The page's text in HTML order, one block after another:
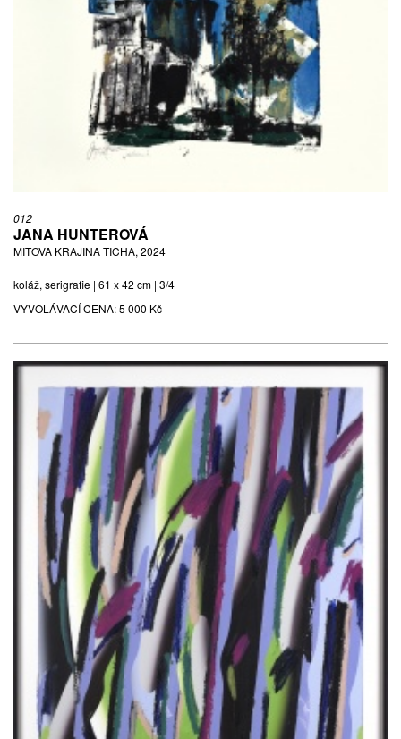
012
JANA HUNTEROVÁ
MITOVA KRAJINA TICHA, 2024
koláž, serigrafie | 61 x 42 cm | 3/4
VYVOLÁVACÍ CENA:5 000 Kč